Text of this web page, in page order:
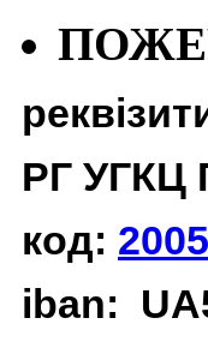
РГ УГКЦ
код:
iban: